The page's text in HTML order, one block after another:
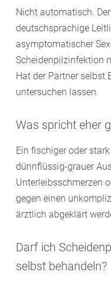
Nicht automatisch.
deutschsprachige
asymptomatischer
Scheidenpilzinfektion
Hat der Partner selbst
untersuchen lassen.
Was spricht eher
Ein fischiger oder
dünnflüssig-grauer
Unterleibsschmerzen
gegen einen
ärztlich abgeklärt
Darf ich
selbst behandeln?